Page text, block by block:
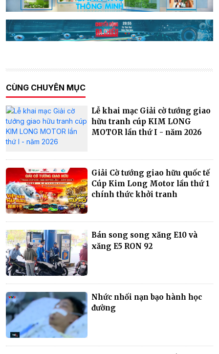
CÙNG CHUYÊN MỤC
Lễ khai mạc Giải cờ tướng giao
hữu tranh cúp KIM LONG
MOTOR lần thứ I - năm 2026
Giải Cờ tướng giao hữu quốc tế
Cúp Kim Long Motor lần thứ 1
chính thức khởi tranh
Bán song song xăng E10 và
xăng E5 RON 92
Nhức nhối nạn bạo hành học
đường